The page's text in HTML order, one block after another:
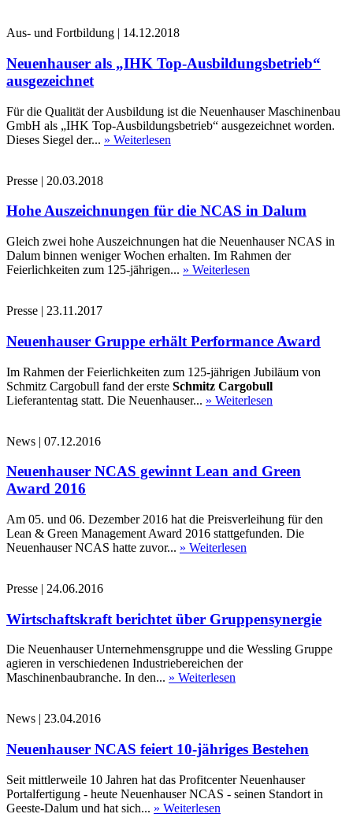
Aus- und Fortbildung | 14.12.2018
Neuenhauser als „IHK Top-Ausbildungsbetrieb“
ausgezeichnet
Für die Qualität der Ausbildung ist die Neuenhauser Maschinenbau
GmbH als „IHK Top-Ausbildungsbetrieb“ ausgezeichnet worden.
Dieses Siegel der... » Weiterlesen
Presse | 20.03.2018
Hohe Auszeichnungen für die NCAS in Dalum
Gleich zwei hohe Auszeichnungen hat die Neuenhauser NCAS in
Dalum binnen weniger Wochen erhalten. Im Rahmen der
Feierlichkeiten zum 125-jährigen... » Weiterlesen
Presse | 23.11.2017
Neuenhauser Gruppe erhält Performance Award
Im Rahmen der Feierlichkeiten zum 125-jährigen Jubiläum von
Schmitz Cargobull fand der erste Schmitz Cargobull
Lieferantentag statt. Die Neuenhauser... » Weiterlesen
News | 07.12.2016
Neuenhauser NCAS gewinnt Lean and Green
Award 2016
Am 05. und 06. Dezember 2016 hat die Preisverleihung für den
Lean & Green Management Award 2016 stattgefunden. Die
Neuenhauser NCAS hatte zuvor... » Weiterlesen
Presse | 24.06.2016
Wirtschaftskraft berichtet über Gruppensynergie
Die Neuenhauser Unternehmensgruppe und die Wessling Gruppe
agieren in verschiedenen Industriebereichen der
Maschinenbaubranche. In den... » Weiterlesen
News 23.04.2016
Neuenhauser NCAS feiert 10-jähriges Bestehen
Seit mittlerweile 10 Jahren hat das Profitcenter Neuenhauser
Portalfertigung - heute Neuenhauser NCAS - seinen Standort in
Geeste-Dalum und hat sich... » Weiterlesen